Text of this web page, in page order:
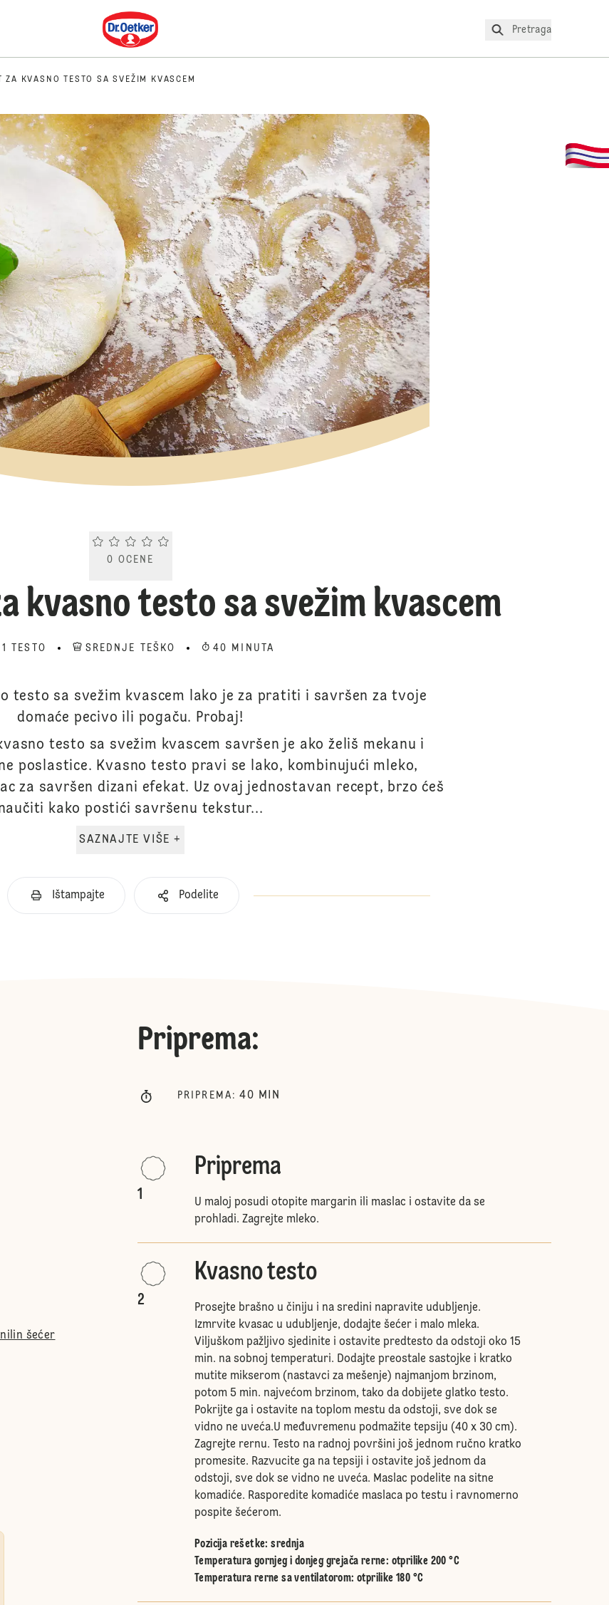
Dr. Oetker
Pretraga
ZA KVASNO TESTO SA SVEŽIM KVASCEM
Current rating 0.0. Click to rate.
0 OCENE
kvasno testo sa svežim kvascem
1 TESTO SREDNJE TEŠKO 40 MINUTA
testo sa svežim kvascem lako je za pratiti i savršen za tvoje
domaće pecivo ili pogaču. Probaj!
testo sa svežim kvascem savršen je ako želiš mekanu i
poslastice. Kvasno testo pravi se lako, kombinujući mleko,
za savršen dizani efekat. Uz ovaj jednostavan recept, brzo ćeš
kako postići savršenu tekstur...
SAZNAJTE VIŠE +
Ištampajte Podelite
šećer
Priprema:
PRIPREMA : 40 MIN
1
Priprema
U maloj posudi otopite margarin ili maslac i ostavite da se
prohladi. Zagrejte mleko.
2
Kvasno testo
Prosejte brašno u činiju i na sredini napravite udubljenje.
Izmrvite kvasac u udubljenje, dodajte šećer i malo mleka.
Viljuškom pažljivo sjedinite i ostavite predtesto da odstoji oko 15
min. na sobnoj temperaturi. Dodajte preostale sastojke i kratko
mutite mikserom (nastavci za mešenje) najmanjom brzinom,
potom 5 min. najvećom brzinom, tako da dobijete glatko testo.
Pokrijte ga i ostavite na toplom mestu da odstoji, sve dok se
vidno ne uveća.U međuvremenu podmažite tepsiju (40 x 30 cm).
Zagrejte rernu. Testo na radnoj površini još jednom ručno kratko
promesite. Razvucite ga na tepsiji i ostavite još jednom da
odstoji, sve dok se vidno ne uveća. Maslac podelite na sitne
komadiće. Rasporedite komadiće maslaca po testu i ravnomerno
pospite šećerom.
Pozicija rešetke:srednja
Temperatura gornjeg i donjeg grejača rerne: otprilike 200 °C
Temperatura rerne sa ventilatorom: otprilike 180 °C